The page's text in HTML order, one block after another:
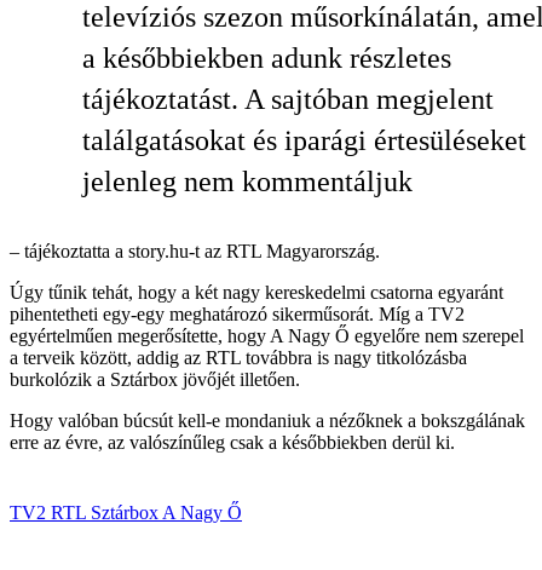
televíziós szezon műsorkínálatán,
a későbbiekben adunk részletes
tájékoztatást. A sajtóban megjelent
találgatásokat és iparági értesüléseket
jelenleg nem kommentáljuk
– tájékoztatta a story.hu-t az RTL Magyarország.
Úgy tűnik tehát, hogy a két nagy kereskedelmi csatorna egyaránt
pihentetheti egy-egy meghatározó sikerműsorát. Míg a TV2
egyértelműen megerősítette, hogy A Nagy Ő egyelőre nem szerepel
a terveik között, addig az RTL továbbra is nagy titkolózásba
burkolózik a Sztárbox jövőjét illetően.
Hogy valóban búcsút kell-e mondaniuk a nézőknek a bokszgálának
erre az évre, az valószínűleg csak a későbbiekben derül ki.
TV2 RTL Sztárbox A Nagy Ő